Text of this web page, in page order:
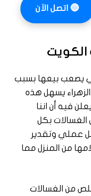
🔵 اتصل الآن
الكويت
يصعب بيعها بسبب
يسهل هذه
فيه أن اننا
بكل
عملي وتقدير
من المنزل مما
من الغسالات